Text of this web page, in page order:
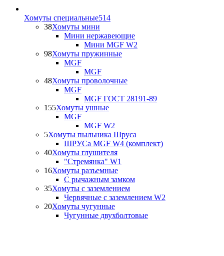
Хомуты специальные514
38Хомуты мини
Мини нержавеющие
Мини MGF W2
98Хомуты пружинные
MGF
MGF
48Хомуты проволочные
MGF
MGF ГОСТ 28191-89
155Хомуты ушные
MGF
MGF W2
5Хомуты пыльника Шруса
ШРУСа MGF W4 (комплект)
40Хомуты глушителя
"Стремянка" W1
16Хомуты разъемные
С рычажным замком
35Хомуты с заземлением
Червячные с заземлением W2
20Хомуты чугунные
Чугунные двухболтовые